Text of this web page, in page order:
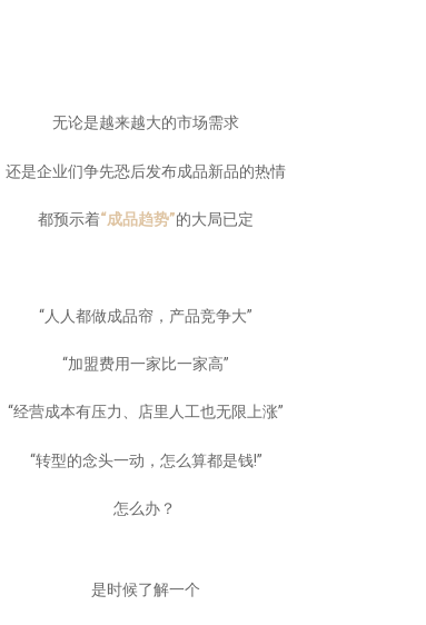
无论是越来越大的市场需求
还是企业们争先恐后发布成品新品的热情
都预示着“成品趋势”的大局已定
“人人都做成品帘，产品竞争大”
“加盟费用一家比一家高”
“经营成本有压力、店里人工也无限上涨”
“转型的念头一动，怎么算都是钱!”
怎么办？
是时候了解一个